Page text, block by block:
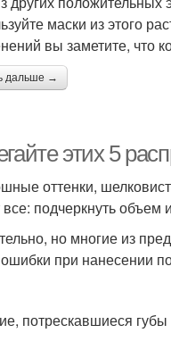
маски из этого
вы заметите, что
дальше →
этих 5
оттенки,
подчеркнуть объем
но многие из
при нанесении
потрескавшиеся губы